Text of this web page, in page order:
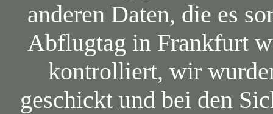
anderen Daten, die es
Abflugtag in Frankfurt
kontrolliert, wir
geschickt und bei den